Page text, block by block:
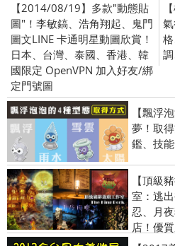
【2014/08/19】多款"動態貼
圖"！李敏鎬、浩角翔起、鬼門
圖文LINE 卡通明星動圖欣賞！
日本、台灣、泰國、香港、韓
國限定 OpenVPN 加入好友/綁
定門號圖
【飄浮
夢！取
鑑、技
【頂級
室：逃
忍、月
店！優